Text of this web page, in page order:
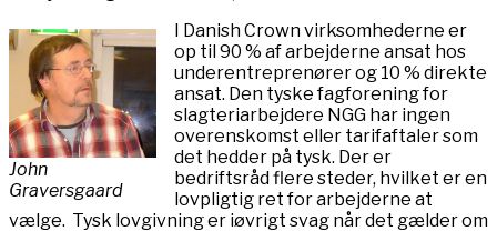
John
Graversgaard
I Danish Crown virksomhederne er
op til 90 % af arbejderne ansat hos
underentreprenører og 10 % direkte
ansat. Den tyske fagforening for
slagteriarbejdere NGG har ingen
overenskomst eller tarifaftaler som
det hedder på tysk. Der er
bedriftsråd flere steder, hvilket er en
lovpligtig ret for arbejderne at
vælge. Tysk lovgivning er iøvrigt svag når det gælder om